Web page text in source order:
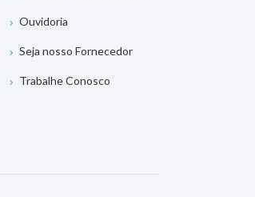
Ouvidoria
Seja nosso Fornecedor
Trabalhe Conosco